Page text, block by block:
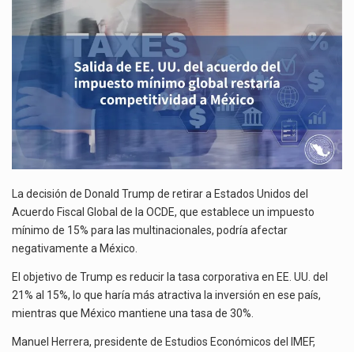
El Departamento de Agricultura de Estados Unidos (USDA) suspendió el 5 de agosto de 2026…
DEL
IMPUESTO
MÍNIMO
GLOBAL
RESTARÍA
COMPETITIVIDAD
MÉXICO
La decisión de Donald Trump de retirar a Estados Unidos del
Acuerdo Fiscal Global de la OCDE, que establece un impuesto
mínimo de 15% para las multinacionales, podría afectar
negativamente a México.
El objetivo de Trump es reducir la tasa corporativa en EE. UU. del
21% al 15%, lo que haría más atractiva la inversión en ese país,
mientras que México mantiene una tasa de 30%.
Manuel Herrera, presidente de Estudios Económicos del IMEF,